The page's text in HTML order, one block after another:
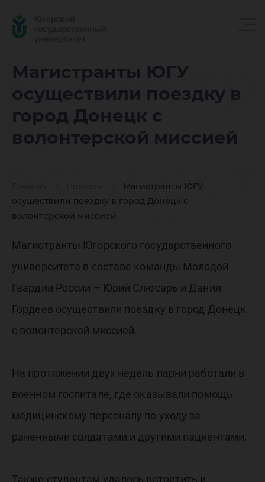
Магистранты ЮГУ
осуществили поездку в
город Донецк с
волонтерской миссией
Магистранты ЮГУ
осуществили поездку в город Донецк с
волонтерской миссией
ЮГУ
поездку
город
с
Магистранты Югорского государственного
университета в составе команды Молодой
Гвардии России – Юрий Слюсарь и Данил
Гордеев осуществили поездку в город Донецк
с волонтерской миссией.
На протяжении двух недель парни работали в
военном госпитале, где оказывали помощь
медицинскому персоналу по уходу за
раненными солдатами и другими пациентами.
Также студентам удалось встретить и